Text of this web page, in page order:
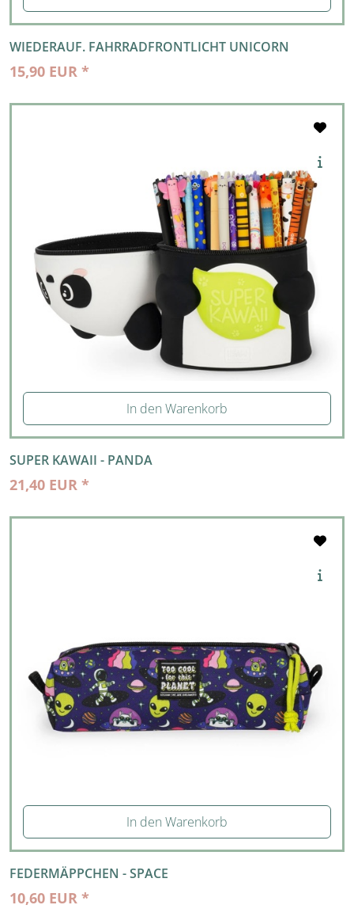
WIEDERAUF. FAHRRADFRONTLICHT UNICORN
15,90 EUR *
In den Warenkorb
SUPER KAWAII - PANDA
21,40 EUR *
In den Warenkorb
FEDERMÄPPCHEN - SPACE
10,60 EUR *